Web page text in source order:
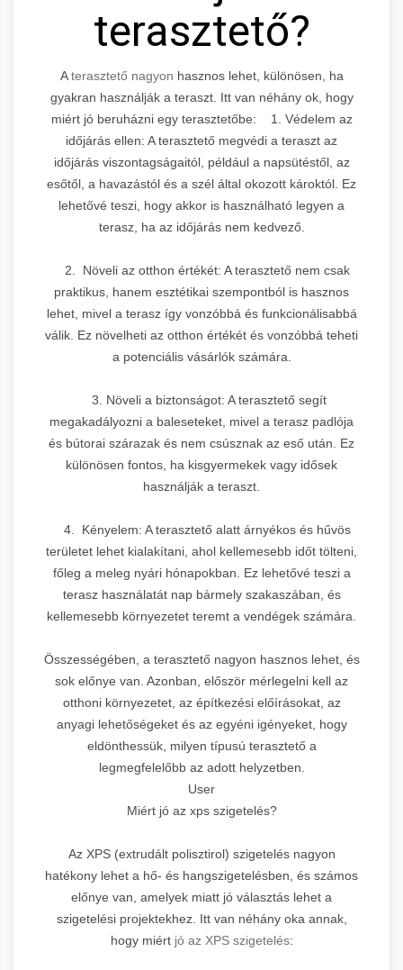
terasztető?
Aterasztető nagyon hasznos lehet, különösen, ha
gyakran használják a teraszt. Itt van néhány ok, hogy
miért jó beruházni egy terasztetőbe: 1. Védelem az
időjárás ellen: A terasztető megvédi a teraszt az
időjárás viszontagságaitól, például a napsütéstől, az
esőtől, a havazástól és a szél által okozott károktól. Ez
lehetővé teszi, hogy akkor is használható legyen a
terasz, ha az időjárás nem kedvező.
2. Növeli az otthon értékét: A terasztető nem csak
praktikus, hanem esztétikai szempontból is hasznos
lehet, mivel a terasz így vonzóbbá és funkcionálisabbá
válik. Ez növelheti az otthon értékét és vonzóbbá teheti
a potenciális vásárlók számára.
3. Növeli a biztonságot: A terasztető segít
megakadályozni a baleseteket, mivel a terasz padlója
és bútorai szárazak és nem csúsznak az eső után. Ez
különösen fontos, ha kisgyermekek vagy idősek
használják a teraszt.
4. Kényelem: A terasztető alatt árnyékos és hűvös
területet lehet kialakítani, ahol kellemesebb időt tölteni,
főleg a meleg nyári hónapokban. Ez lehetővé teszi a
terasz használatát nap bármely szakaszában, és
kellemesebb környezetet teremt a vendégek számára.
Összességében, a terasztető nagyon hasznos lehet, és
sok előnye van. Azonban, először mérlegelni kell az
otthoni környezetet, az építkezési előírásokat, az
anyagi lehetőségeket és az egyéni igényeket, hogy
eldönthessük, milyen típusú terasztető a
legmegfelelőbb az adott helyzetben.
User
Miért jó az xps szigetelés?
Az XPS (extrudált polisztirol) szigetelés nagyon
hatékony lehet a hő- és hangszigetelésben, és számos
előnye van, amelyek miatt jó választás lehet a
szigetelési projektekhez. Itt van néhány oka annak,
hogy miért jó az XPS szigetelés: